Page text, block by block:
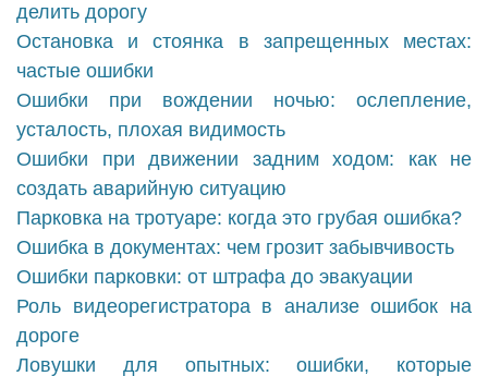
делить дорогу
Остановка и стоянка в запрещенных местах:
частые ошибки
Ошибки при вождении ночью: ослепление,
усталость, плохая видимость
Ошибки при движении задним ходом: как не
создать аварийную ситуацию
Парковка на тротуаре: когда это грубая ошибка?
Ошибка в документах: чем грозит забывчивость
Ошибки парковки: от штрафа до эвакуации
Роль видеорегистратора в анализе ошибок на
дороге
Ловушки для опытных: ошибки, которые